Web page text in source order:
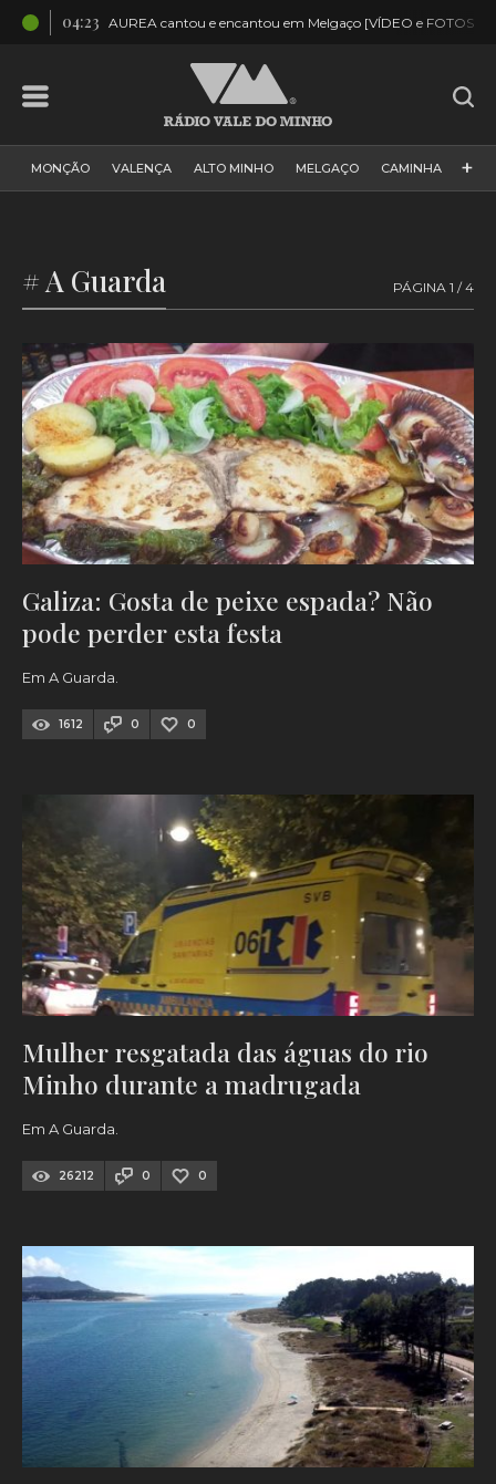
04:23 AUREA cantou e encantou em Melgaço [VÍDEO e FOTOS]
MONÇÃO VALENÇA ALTO MINHO MELGAÇO CAMINHA
VALE DO MINHO MINHO MUNDO ESPANHA
VILA PRAIA DE ÂNCORA
+
# A Guarda PÁGINA 1 / 4
Galiza: Gosta de peixe espada? Não
pode perder esta festa
Em A Guarda.
1612 0 0
Mulher resgatada das águas do rio
Minho durante a madrugada
Em A Guarda.
26212 0 0